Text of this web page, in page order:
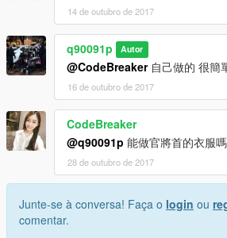
14 de outubro de 2017
q90091p Autor
@CodeBreaker自己做的 很簡
16 de outubro de 2017
CodeBreaker
@q90091p 能做官將首的衣服
28 de outubro de 2017
Junte-se à conversa! Faça o login ou
comentar.